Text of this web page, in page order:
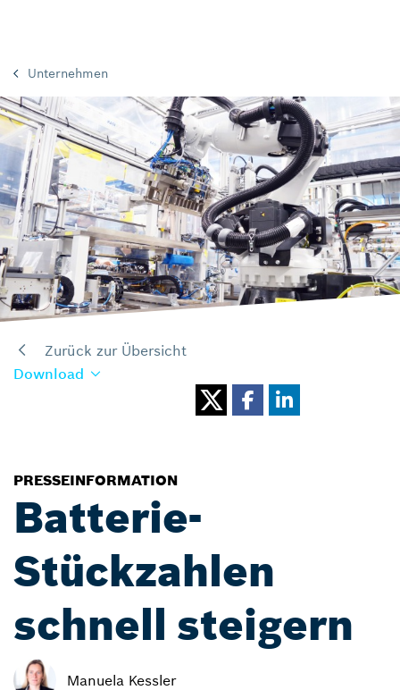
Unternehmen
Zurück zur Übersicht
Download
PRESSEINFORMATION
Batterie-
Stückzahlen
schnell steigern
Manuela Kessler